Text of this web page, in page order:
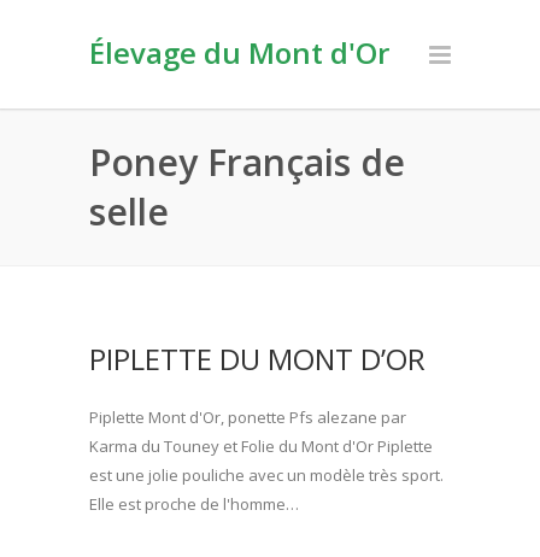
Élevage du Mont d'Or
Poney Français de
selle
PIPLETTE DU MONT D’OR
Piplette Mont d'Or, ponette Pfs alezane par
Karma du Touney et Folie du Mont d'Or Piplette
est une jolie pouliche avec un modèle très sport.
Elle est proche de l'homme…